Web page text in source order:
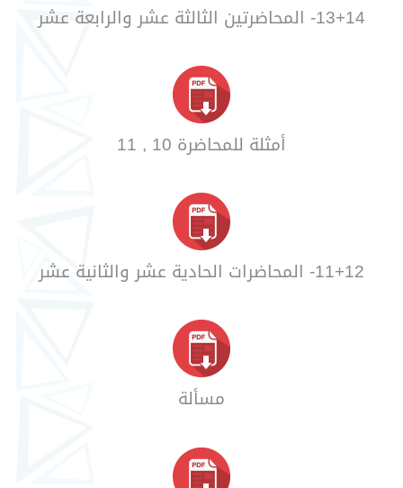
13+14- المحاضرتين الثالثة عشر والرابعة عشر
أمثلة للمحاضرة 10 , 11
11+12- المحاضرات الحادية عشر والثانية عشر
مسألة